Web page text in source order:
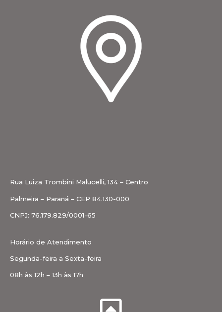
Rua Luiza Trombini Malucelli, 134 – Centro
Palmeira – Paraná – CEP 84.130-000
CNPJ: 76.179.829/0001-65
Horário de Atendimento
Segunda-feira a Sexta-feira
08h às 12h – 13h às 17h